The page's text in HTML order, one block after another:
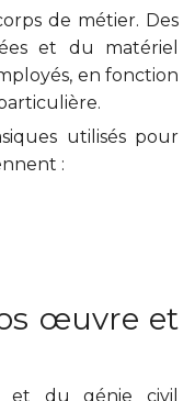
de métier. Des
et du matériel
en fonction
utilisés pour
:
œuvre et
et du génie civil